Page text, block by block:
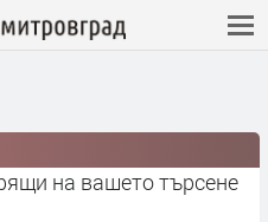
на вашето търсене